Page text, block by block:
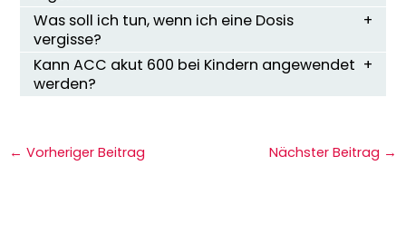
Was soll ich tun, wenn ich eine Dosis
vergisse?
Kann ACC akut 600 bei Kindern angewendet
werden?
← Vorheriger Beitrag Nächster Beitrag →